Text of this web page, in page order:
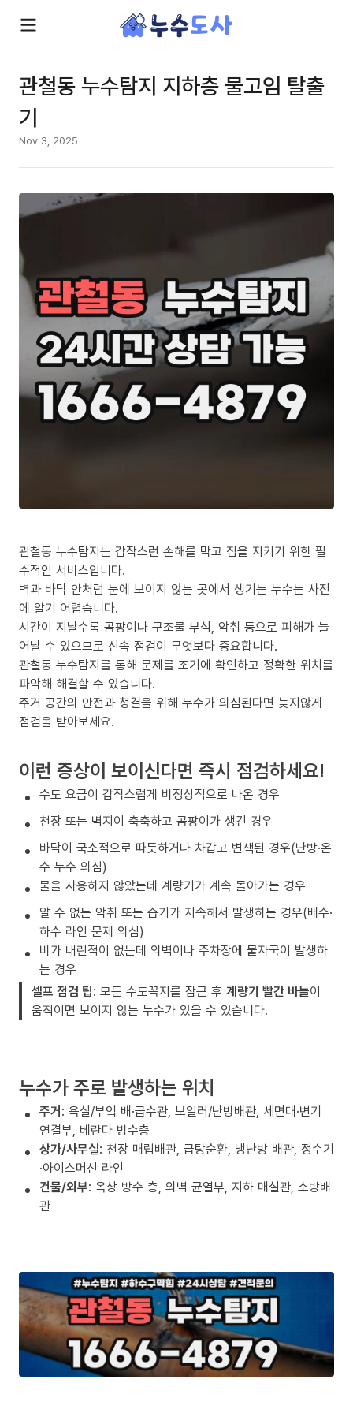
관철동 누수탐지 지하층 물고임 탈출
기
Nov 3, 2025
관철동 누수탐지는 갑작스런 손해를 막고 집을 지키기 위한 필
수적인 서비스입니다.
벽과 바닥 안처럼 눈에 보이지 않는 곳에서 생기는 누수는 사전
에 알기 어렵습니다.
시간이 지날수록 곰팡이나 구조물 부식, 악취 등으로 피해가 늘
어날 수 있으므로 신속 점검이 무엇보다 중요합니다.
관철동 누수탐지를 통해 문제를 조기에 확인하고 정확한 위치를
파악해 해결할 수 있습니다.
주거 공간의 안전과 청결을 위해 누수가 의심된다면 늦지않게
점검을 받아보세요.
이런 증상이 보이신다면 즉시 점검하세요!
수도 요금이 갑작스럽게 비정상적으로 나온 경우
천장 또는 벽지이 축축하고 곰팡이가 생긴 경우
바닥이 국소적으로 따듯하거나 차갑고 변색된 경우(난방·온
수 누수 의심)
물을 사용하지 않았는데 계량기가 계속 돌아가는 경우
알 수 없는 악취 또는 습기가 지속해서 발생하는 경우(배수·
하수 라인 문제 의심)
비가 내린적이 없는데 외벽이나 주차장에 물자국이 발생하
는 경우
셀프 점검 팁: 모든 수도꼭지를 잠근 후 계량기 빨간 바늘이
움직이면 보이지 않는 누수가 있을 수 있습니다.
누수가 주로 발생하는 위치
주거: 욕실/부엌 배·급수관, 보일러/난방배관, 세면대·변기
연결부, 베란다 방수층
상가/사무실: 천장 매립배관, 급탕순환, 냉난방 배관, 정수기
·아이스머신 라인
건물/외부: 옥상 방수 층, 외벽 균열부, 지하 매설관, 소방배
관